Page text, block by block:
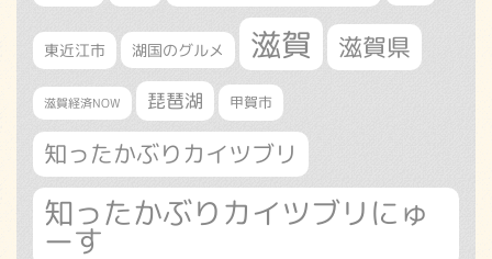
東近江市 湖国のグルメ 滋賀 滋賀県
滋賀経済NOW 琵琶湖 甲賀市
知ったかぶりカイツブリ
知ったかぶりカイツブリにゅ
ーす